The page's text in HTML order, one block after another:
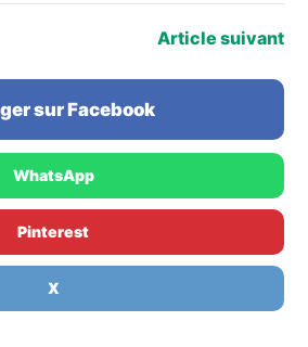
Article suivant
sur Facebook
WhatsApp
Pinterest
X